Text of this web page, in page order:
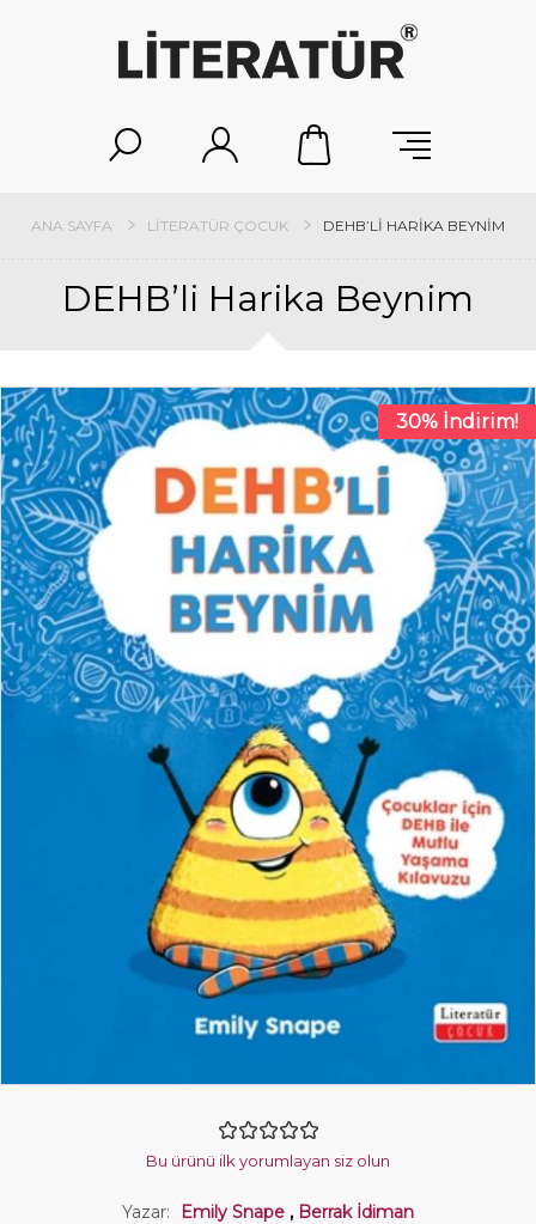
ANA SAYFA LITERATÜR ÇOCUK DEHB’LI HARIKA BEYNIM
DEHB’li Harika Beynim
30% İndirim!
Bu ürünü ilk yorumlayan siz olun
Yazar: Emily Snape , Berrak İdiman